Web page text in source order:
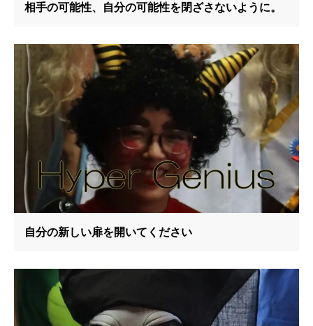
相手の可能性、自分の可能性を閉ざさないように。
自分の新しい扉を開いてください